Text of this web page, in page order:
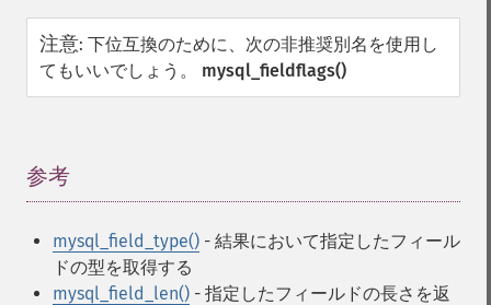
注意: 下位互換のために、次の非推奨別名を使用し
てもいいでしょう。 mysql_fieldflags()
参考
mysql_field_type() - 結果において指定したフィール
ドの型を取得する
mysql_field_len() - 指定したフィールドの長さを返